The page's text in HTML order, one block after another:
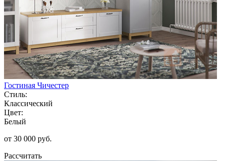
Гостиная Чичестер
Стиль:
Классический
Цвет:
Белый
от 30 000 руб.
Рассчитать